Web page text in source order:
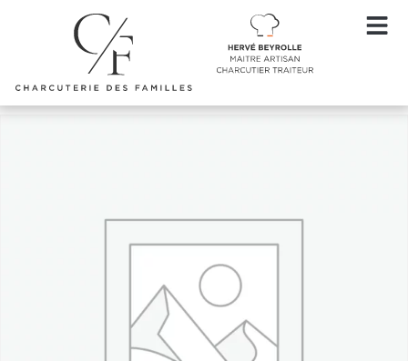
Entrées chaudes Noël / Coquille Saint Jacques